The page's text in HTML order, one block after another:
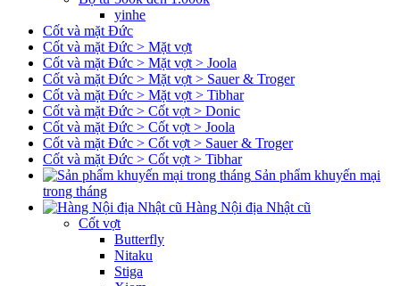
yinhe
Cốt và mặt Đức
Cốt và mặt Đức > Mặt vợt
Cốt và mặt Đức > Mặt vợt > Joola
Cốt và mặt Đức > Mặt vợt > Sauer & Troger
Cốt và mặt Đức > Mặt vợt > Tibhar
Cốt và mặt Đức > Cốt vợt > Donic
Cốt và mặt Đức > Cốt vợt > Joola
Cốt và mặt Đức > Cốt vợt > Sauer & Troger
Cốt và mặt Đức > Cốt vợt > Tibhar
Sản phẩm khuyến mại
trong tháng
Hàng Nội địa Nhật cũ
Cốt vợt
Butterfly
Nitaku
Stiga